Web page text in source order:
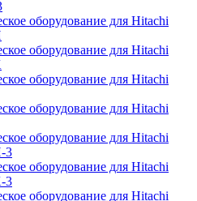
оборудование для Hitachi
оборудование для Hitachi
оборудование для Hitachi
оборудование для Hitachi
оборудование для Hitachi
3
оборудование для Hitachi
3
оборудование для Hitachi